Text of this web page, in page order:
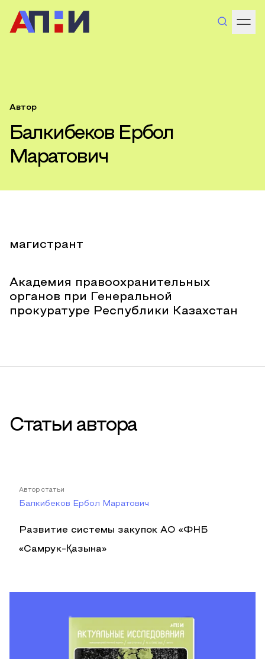
Автор
Балкибеков Ербол
Маратович
магистрант
Академия правоохранительных
органов при Генеральной
прокуратуре Республики Казахстан
Статьи автора
Автор статьи
Балкибеков Ербол Маратович
Развитие системы закупок АО «ФНБ
«Самрук-Қазына»